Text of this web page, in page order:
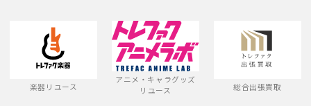
楽器リユース
アニメ・キャラグッズ
リユース
総合出張買取